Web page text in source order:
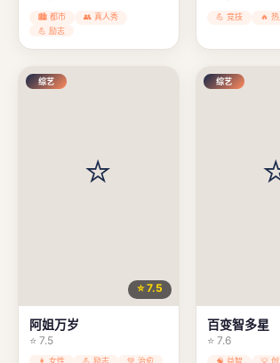
🏙️ 都市
👥 真人秀
💪 励志
💪 竞技 🔥 热
综艺
⭐ 7.5
阿姐万岁
⭐ 7.5
👩 女性 💪 励志 💚 治愈
综艺
百变智多星
⭐ 7.6
🧠 益智 💡 创